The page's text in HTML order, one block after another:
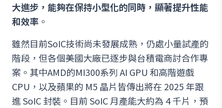
大進步，能夠在保持小型化的同時，顯著提升性能
和效率 。
雖然目前SoIC技術尚未發展成熟，仍處小量試產的
階段，但各個美國大廠已逐步與台積電商討合作專
案。其中AMD的MI300系列 AI GPU 和高階遊戲
CPU，以及蘋果的 M5 晶片皆傳出將在 2025 年跟
進 SoIC 封裝。目前 SoIC 月產能大約為 4 千片，預